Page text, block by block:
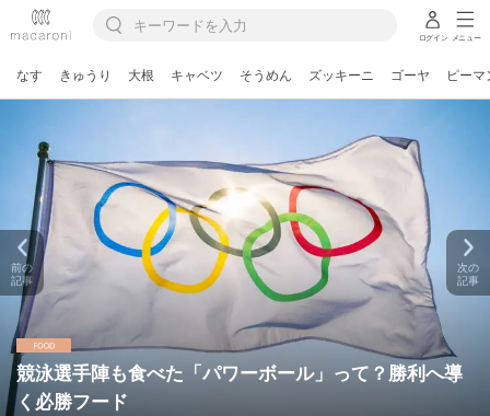
ログイン メニュー
なす きゅうり 大根 キャベツ そうめん ズッキーニ ゴーヤ ピーマ
競泳選手陣も食べた「パワーボール」って？勝利へ導
く必勝フード
前の
記事
次の
記事